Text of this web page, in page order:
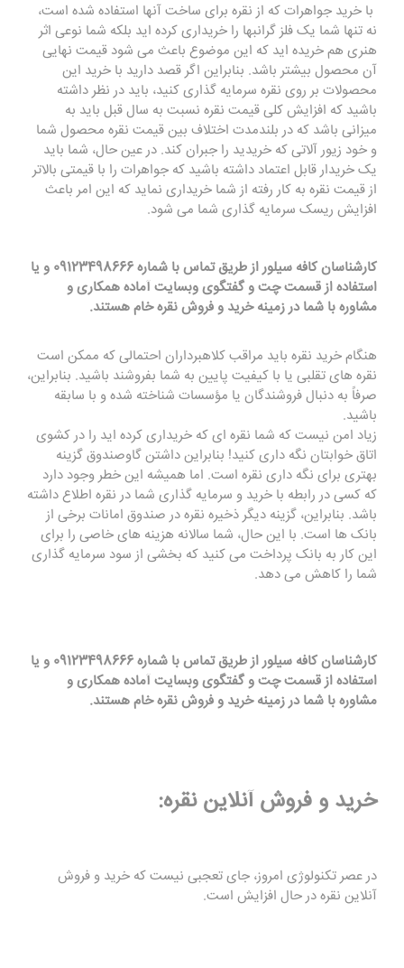
با خرید جواهرات که از نقره برای ساخت آنها استفاده شده است،
نه تنها شما یک فلز گرانبها را خریداری کرده اید بلکه شما نوعی اثر
هنری هم خریده اید که این موضوع باعث می شود قیمت نهایی
آن محصول بیشتر باشد. بنابراین اگر قصد دارید با خرید این
محصولات بر روی نقره سرمایه گذاری کنید، باید در نظر داشته
باشید که افزایش کلی قیمت نقره نسبت به سال قبل باید به
میزانی باشد که در بلندمدت اختلاف بین قیمت نقره محصول شما
و خود زیور آلاتی که خریدید را جبران کند. در عین حال، شما باید
یک خریدار قابل اعتماد داشته باشید که جواهرات را با قیمتی بالاتر
از قیمت نقره به کار رفته از شما خریداری نماید که این امر باعث
افزایش ریسک سرمایه گذاری شما می شود.
کارشناسان کافه سیلور از طریق تماس با شماره 09123498666 و یا
استفاده از قسمت چت و گفتگوی وبسایت آماده همکاری و
مشاوره با شما در زمینه خرید و فروش نقره خام هستند.
هنگام خرید نقره باید مراقب کلاهبرداران احتمالی که ممکن است
نقره های تقلبی یا با کیفیت پایین به شما بفروشند باشید. بنابراین،
صرفاً به دنبال فروشندگان یا مؤسسات شناخته شده و با سابقه
باشید.
زیاد امن نیست که شما نقره ای که خریداری کرده اید را در کشوی
اتاق خوابتان نگه داری کنید! بنابراین داشتن گاوصندوق گزینه
بهتری برای نگه داری نقره است. اما همیشه این خطر وجود دارد
که کسی در رابطه با خرید و سرمایه گذاری شما در نقره اطلاع داشته
باشد. بنابراین، گزینه دیگر ذخیره نقره در صندوق امانات برخی از
بانک ها است. با این حال، شما سالانه هزینه های خاصی را برای
این کار به بانک پرداخت می کنید که بخشی از سود سرمایه گذاری
شما را کاهش می دهد.
کارشناسان کافه سیلور از طریق تماس با شماره 09123498666 و یا
استفاده از قسمت چت و گفتگوی وبسایت آماده همکاری و
مشاوره با شما در زمینه خرید و فروش نقره خام هستند.
خرید و فروش آنلاین نقره:
در عصر تکنولوژی امروز، جای تعجبی نیست که خرید و فروش
آنلاین نقره در حال افزایش است.